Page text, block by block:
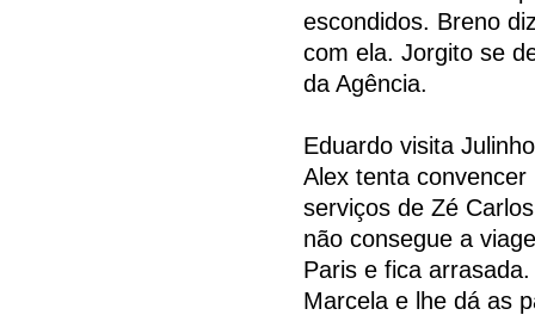
escondidos. Breno
com ela. Jorgito se
da Agência.
Eduardo visita
Alex tenta
serviços de Zé
não consegue a
Paris e fica
Marcela e lhe dá as